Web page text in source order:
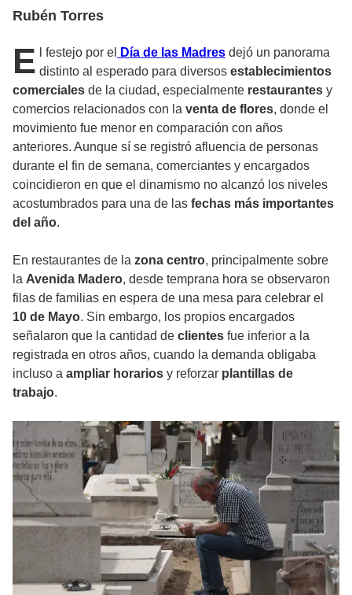
Rubén Torres
E l festejo por el Día de las Madres dejó un panorama
distinto al esperado para diversos establecimientos
comerciales de la ciudad, especialmente restaurantes y
comercios relacionados con la venta de flores, donde el
movimiento fue menor en comparación con años
anteriores. Aunque sí se registró afluencia de personas
durante el fin de semana, comerciantes y encargados
coincidieron en que el dinamismo no alcanzó los niveles
acostumbrados para una de las fechas más importantes
del año.
En restaurantes de la zona centro, principalmente sobre
la Avenida Madero, desde temprana hora se observaron
filas de familias en espera de una mesa para celebrar el
10 de Mayo. Sin embargo, los propios encargados
señalaron que la cantidad de clientes fue inferior a la
registrada en otros años, cuando la demanda obligaba
incluso a ampliar horarios y reforzar plantillas de
trabajo.